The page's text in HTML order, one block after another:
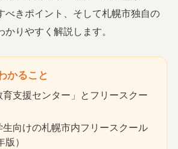
べきポイント、そして札幌市独自の
かりやすく解説します。
かること
支援センター」とフリースクー
生向けの札幌市内フリースクール
）